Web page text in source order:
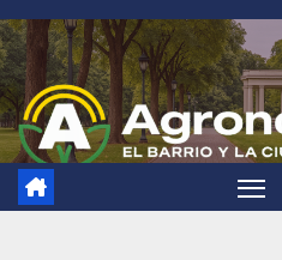
Saltar
al
contenido